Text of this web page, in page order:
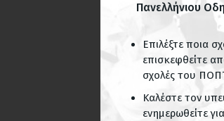
Πανελλήνιου
Επιλέξτε ποια
επισκεφθείτε
σχολές του
Καλέστε τον
ενημερωθείτε